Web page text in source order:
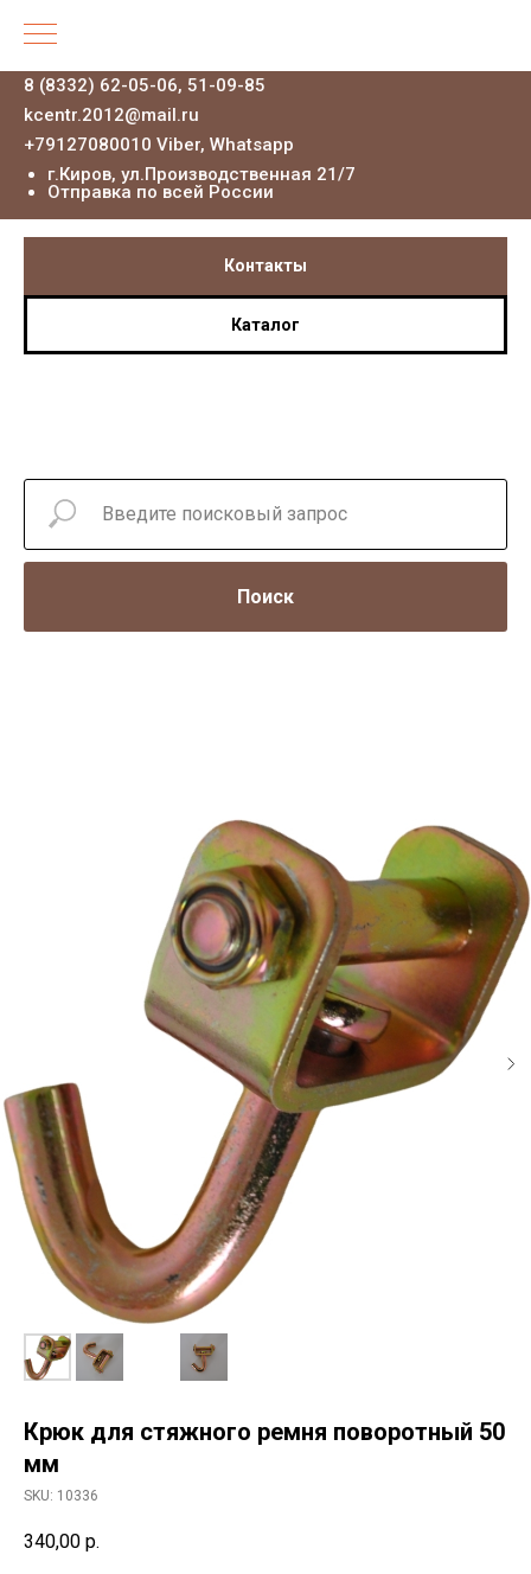
8 (8332) 62-05-06, 51-09-85
kcentr.2012@mail.ru
+79127080010 Viber, Whatsapp
г.Киров, ул.Производственная 21/7
Отправка по всей России
Контакты
Каталог
Поиск
Крюк для стяжного ремня поворотный 50
мм
SKU: 10336
340,00 р.